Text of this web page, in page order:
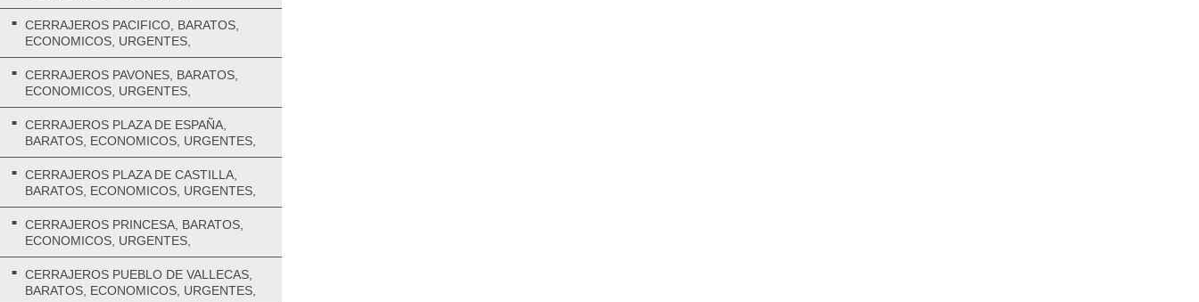
CERRAJEROS PACIFICO, BARATOS,
ECONOMICOS, URGENTES,
CERRAJEROS PAVONES, BARATOS,
ECONOMICOS, URGENTES,
CERRAJEROS PLAZA DE ESPAÑA,
BARATOS, ECONOMICOS, URGENTES,
CERRAJEROS PLAZA DE CASTILLA,
BARATOS, ECONOMICOS, URGENTES,
CERRAJEROS PRINCESA, BARATOS,
ECONOMICOS, URGENTES,
CERRAJEROS PUEBLO DE VALLECAS,
BARATOS, ECONOMICOS, URGENTES,